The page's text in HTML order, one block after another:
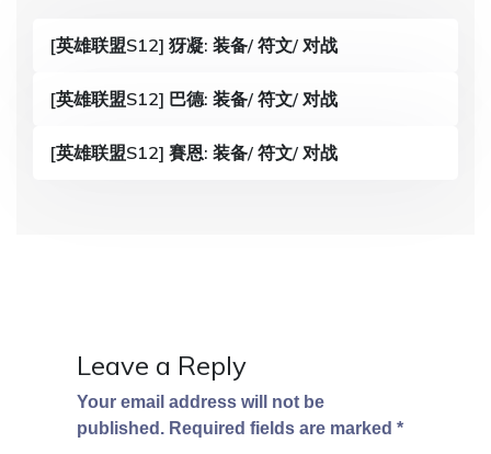
[英雄联盟S12] 犽凝: 装备/ 符文/ 对战
[英雄联盟S12] 巴德: 装备/ 符文/ 对战
[英雄联盟S12] 賽恩: 装备/ 符文/ 对战
Leave a Reply
Your email address will not be
published. Required fields are marked *